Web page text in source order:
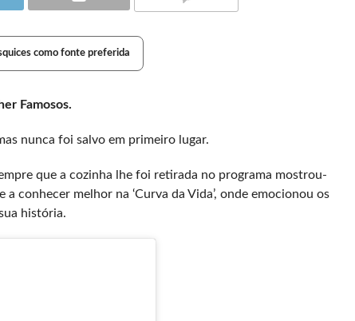
como fonte preferida
Famosos.
nunca foi salvo em primeiro lugar.
que a cozinha lhe foi retirada no programa mostrou-
conhecer melhor na ‘Curva da Vida’, onde emocionou os
história.